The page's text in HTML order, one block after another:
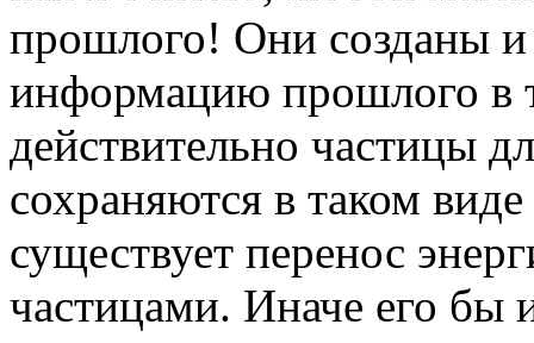
прошлого! Они созданы
информацию прошлого в
действительно частицы
сохраняются в таком
существует перенос
частицами. Иначе его бы